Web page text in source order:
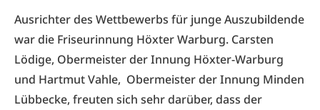
Ausrichter des Wettbewerbs für junge Auszubildende
war die Friseurinnung Höxter Warburg. Carsten
Lödige, Obermeister der Innung Höxter-Warburg
und Hartmut Vahle, Obermeister der Innung Minden
Lübbecke, freuten sich sehr darüber, dass der